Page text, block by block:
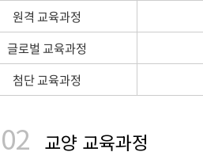
원격 교육과정
글로벌 교육과정
첨단 교육과정
02 교양 교육과정